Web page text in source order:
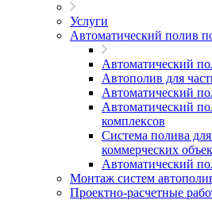
Услуги
Автоматический полив
Автоматический
Автополив для
Автоматический
Автоматический
комплексов
Система полива
коммерческих
Автоматический
Монтаж систем
Проектно-расчетные